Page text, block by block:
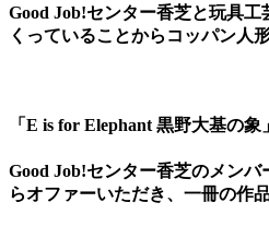
Good Job!センター香芝と玩具
くっていることからコッパン人
「E is for Elephant 黒野大基の象」
Good Job!センター香芝のメン
らオファーいただき、一冊の作